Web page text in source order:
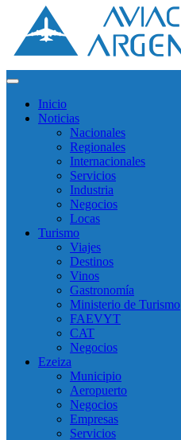
Inicio
Noticias
Nacionales
Regionales
Internacionales
Servicios
Industria
Negocios
Locas
Turismo
Viajes
Destinos
Vinos
Gastronomía
Ministerio de Turismo
FAEVYT
CAT
Negocios
Ezeiza
Municipio
Aeropuerto
Negocios
Empresas
Servicios